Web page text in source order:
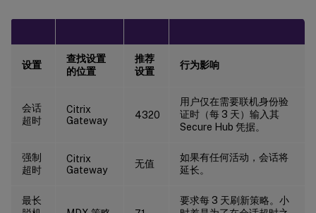
设置
查找设置
的位置
推荐
设置
行为影响
会话
超时
Citrix
Gateway
4320
用户仅在需要联机身份验
证时（每 3 天）输入其
Secure Hub 凭据。
强制
超时
Citrix
Gateway
无值
如果有任何活动，会话将
延长。
最长
要求每 3 天刷新策略。小